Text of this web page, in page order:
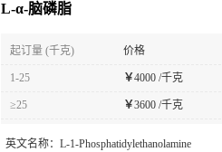
L-α-脑磷脂
起订量 (千克) 价格
1-25 ￥4000 /千克
≥25 ￥3600 /千克
英文名称： L-1-Phosphatidylethanolamine